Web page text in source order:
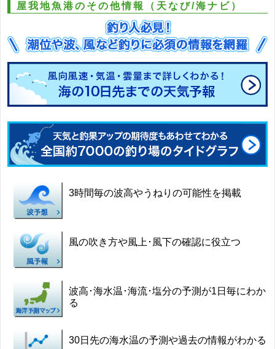
屋我地魚港のその他情報（天なび/海ナビ）
3時間毎の波高やうねりの可能性を掲載
風の吹き方や風上･風下の確認に役立つ
波高･海水温･海流･塩分の予測が1日毎にわか
る
30日先の海水温の予測や過去の情報がわかる